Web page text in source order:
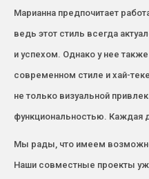
Марианна предпочитает
ведь этот стиль всегда
и успехом. Однако у нее
современном стиле и хай-
не только визуальной
функциональностью. Каждая
Мы рады, что имеем
Наши совместные проекты